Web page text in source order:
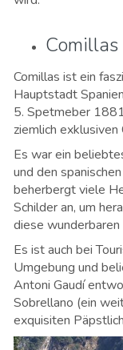
Comillas
Comillas ist ein
Hauptstadt
5. Spetmeber
ziemlich
Es war ein
und den
beherbergt viele
Schilder an, um
diese wunderbaren
Es ist auch bei
Umgebung und
Antoni Gaudí
Sobrellano (ein
exquisiten